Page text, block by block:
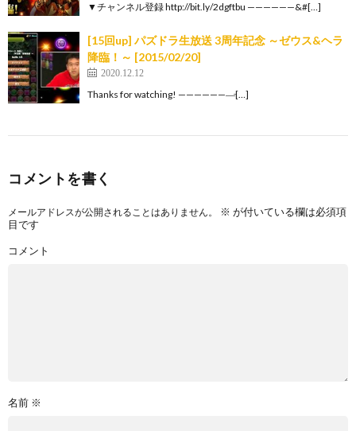
▼チャンネル登録 http://bit.ly/2dgftbu ——————&#[…]
[15回up] パズドラ生放送 3周年記念 ～ゼウス&ヘラ
降臨！～ [2015/02/20]
2020.12.12
Thanks for watching! ———————̵[…]
コメントを書く
メールアドレスが公開されることはありません。 ※ が付いている欄は必須項
目です
コメント
名前 ※